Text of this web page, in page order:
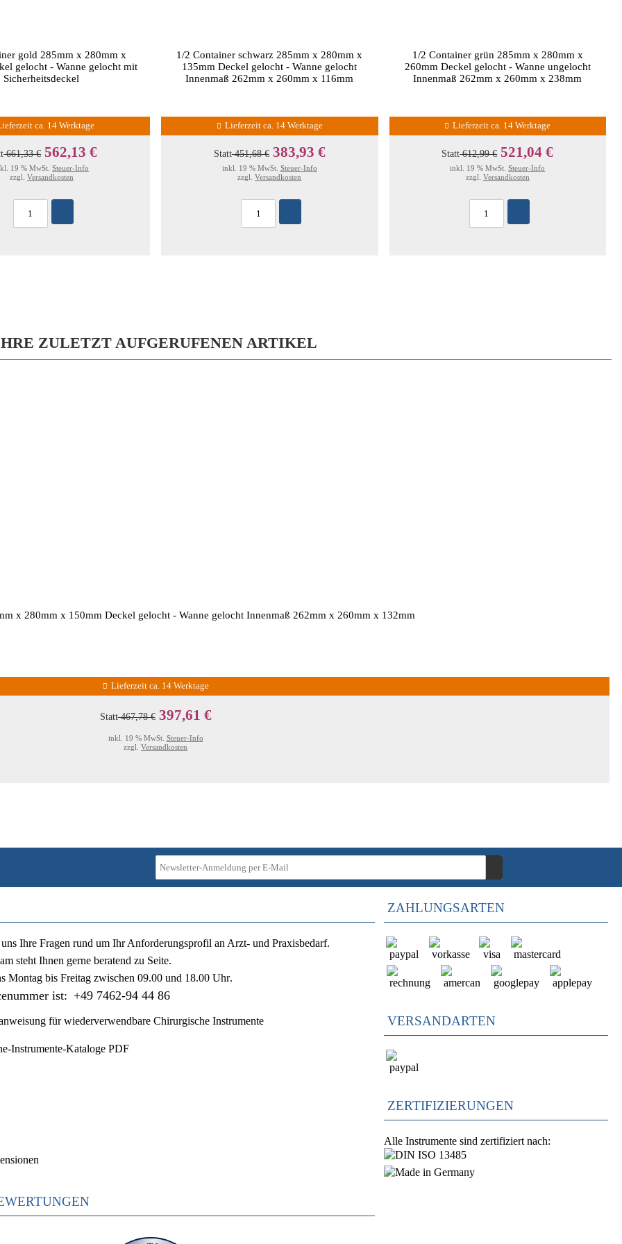
gold 285mm x 280mm x
gelocht - Wanne gelocht mit
Sicherheitsdeckel
ca. 14 Werktage
661,33 € 562,13 €
19 % MwSt.Steuer-Info
zzgl. Versandkosten
1/2 Container schwarz 285mm x 280mm x
135mm Deckel gelocht - Wanne gelocht
Innenmaß 262mm x 260mm x 116mm
Lieferzeit ca. 14 Werktage
Statt451,68 € 383,93 €
inkl. 19 % MwSt. Steuer-Info
zzgl.Versandkosten
1/2 Container grün 285mm x 280mm x
260mm Deckel gelocht - Wanne ungelocht
Innenmaß 262mm x 260mm x 238mm
Lieferzeit ca. 14 Werktage
Statt612,99 € 521,04 €
inkl. 19 % MwSt.Steuer-Info
zzgl. Versandkosten
ZULETZT AUFGERUFENEN ARTIKEL
x 280mm x 150mm Deckel gelocht - Wanne gelocht Innenmaß 262mm x 260mm x 132mm
Lieferzeit ca. 14 Werktage
Statt467,78 € 397,61 €
inkl. 19 % MwSt. Steuer-Info
zzgl. Versandkosten
Ihre Fragen rund um Ihr Anforderungsprofil an Arzt- und Praxisbedarf.
steht Ihnen gerne beratend zu Seite.
Montag bis Freitag zwischen 09.00 und 18.00 Uhr.
ist: +49 7462-94 44 86
für wiederverwendbare Chirurgische Instrumente
Instrumente-Kataloge PDF
ZAHLUNGSARTEN
VERSANDARTEN
ZERTIFIZIERUNGEN
Alle Instrumente sind zertifiziert nach: